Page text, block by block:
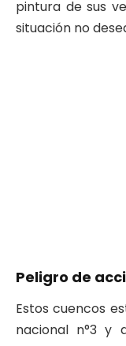
pintura de sus
situación no
Peligro de
Estos cuencos
nacional n°3 y